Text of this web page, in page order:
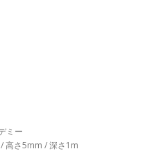
ミー
高さ5mm / 深さ1m